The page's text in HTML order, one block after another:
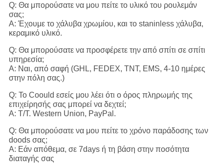
Q: Θα μπορούσατε να μου πείτε το υλικό του ρουλεμάν
σας;
Α: Έχουμε το χάλυβα χρωμίου, και το staninless χάλυβα,
κεραμικό υλικό.
Q: Θα μπορούσατε να προσφέρετε την από σπίτι σε σπίτι
υπηρεσία;
Α: Ναι, από σαφή (GHL, FEDEX, TNT, EMS, 4-10 ημέρες
στην πόλη σας.)
Q: Το Coould εσείς μου λέει ότι ο όρος πληρωμής της
επιχείρησής σας μπορεί να δεχτεί;
Α: T/T. Western Union, PayPal.
Q: Θα μπορούσατε να μου πείτε το χρόνο παράδοσης των
doods σας;
Α: Εάν απόθεμα, σε 7days ή τη βάση στην ποσότητα
διαταγής σας